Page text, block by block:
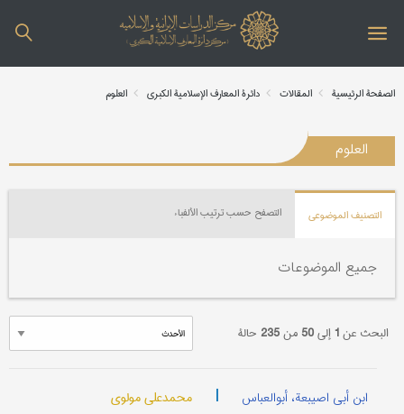
الصفحة الرئیسیة المقالات دائرة المعارف الإسلامیة الکبری العلوم
العلوم
التصنیف الموضوعي التصفح حسب ترتیب الألفباء
جمیع الموضوعات
البحث عن1إلی50 من235 حالة
ابن أبی اصیبعة، أبوالعباس | محمدعلي مولوي